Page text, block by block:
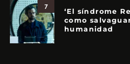
7
‘El síndrome
como
humanidad